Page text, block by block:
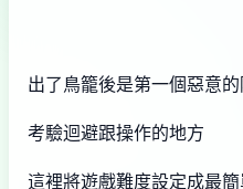
出了鳥籠後是第一個惡意
考驗迴避跟操作的地方
這裡將遊戲難度設定成最